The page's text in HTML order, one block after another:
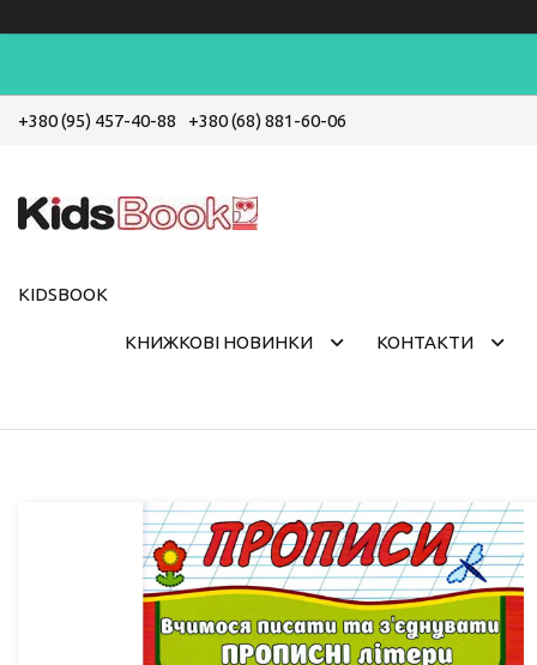
+380 (95) 457-40-88 +380 (68) 881-60-06
KIDSBOOK
КНИЖКОВІ НОВИНКИ КОНТАКТИ